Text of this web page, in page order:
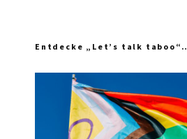
Entdecke „Let’s talk